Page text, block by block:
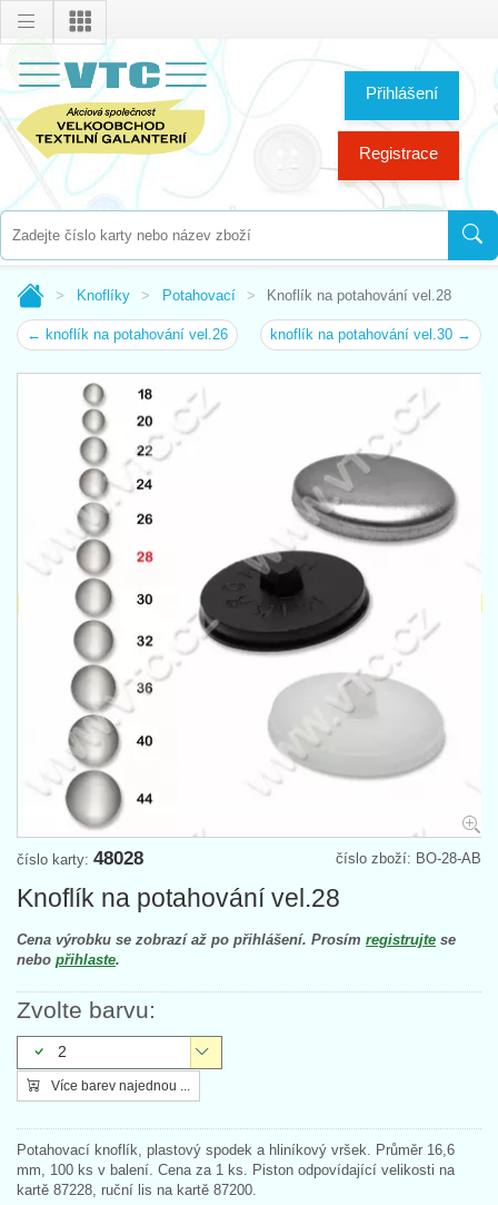
Přihlášení
Registrace
Knoflíky Potahovací Knoflík na potahování vel.28
← knoflík na potahování vel.26 knoflík na potahování vel.30 →
číslo zboží: BO-28-AB
číslo karty: 48028
Knoflík na potahování vel.28
Cena výrobku se zobrazí až po přihlášení. Prosím registrujte se
nebo přihlaste.
Zvolte barvu:
2
Více barev najednou ...
Potahovací knoflík, plastový spodek a hliníkový vršek. Průměr 16,6
mm, 100 ks v balení. Cena za 1 ks. Piston odpovídající velikosti na
kartě 87228, ruční lis na kartě 87200.